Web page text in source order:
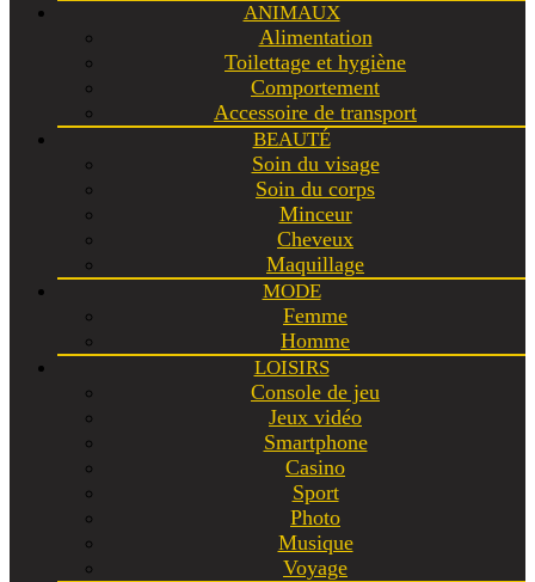
ANIMAUX
Alimentation
Toilettage et hygiène
Comportement
Accessoire de transport
BEAUTÉ
Soin du visage
Soin du corps
Minceur
Cheveux
Maquillage
MODE
Femme
Homme
LOISIRS
Console de jeu
Jeux vidéo
Smartphone
Casino
Sport
Photo
Musique
Voyage